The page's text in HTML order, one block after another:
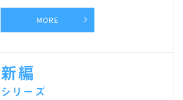
MORE
新編
シリーズ